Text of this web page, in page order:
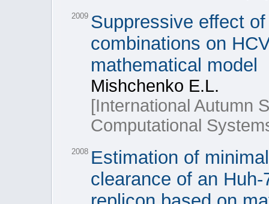
2009 Suppressive effect
combinations on
mathematical model
Mishchenko E.L.
[International Autumn
Computational
2008 Estimation of
clearance of an